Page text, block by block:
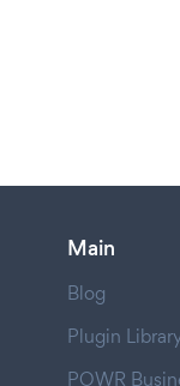
Main
Blog
Plugin
POWR